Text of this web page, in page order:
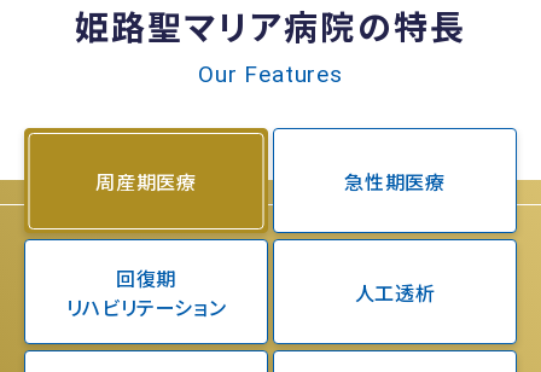
姫路聖マリア病院の特長
Our Features
周産期医療 急性期医療
回復期
リハビリテーション
人工透析